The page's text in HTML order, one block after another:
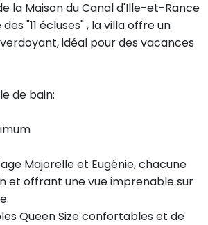
la Maison du Canal d'Ille-et-Rance
"11 écluses" , la villa offre un
idéal pour des vacances
de bain:
Majorelle et Eugénie, chacune
et offrant une vue imprenable sur
Queen Size confortables et de